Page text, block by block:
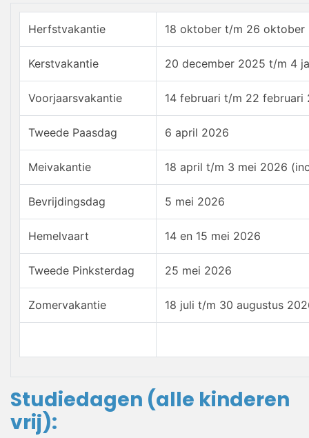
Herfstvakantie 18 oktober t/m 26 oktober
Kerstvakantie 20 december 2025 t/m 4
Voorjaarsvakantie 14 februari t/m 22 februari
Tweede Paasdag 6 april 2026
Meivakantie 18 april t/m 3 mei 2026
Bevrijdingsdag 5 mei 2026
Hemelvaart 14 en 15 mei 2026
Tweede Pinksterdag 25 mei 2026
Zomervakantie 18 juli t/m 30 augustus
Studiedagen (alle kinderen
vrij):